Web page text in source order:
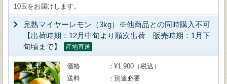
10玉をお届けします。
完熟マイヤーレモン（3kg）※他商品との同時購入不可
【出荷時期：12月中旬より順次出荷 販売時期：1月下
旬頃まで】
産地直送
価格
¥1,900（税込）
送料
別途必要